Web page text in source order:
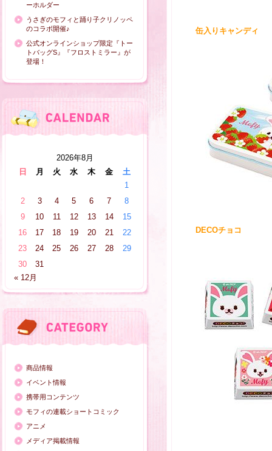
ーホルダー
うさぎのモフィと踊り子クリノッペ
のコラボ開催♪
公式オンラインショップ限定『トー
トバッグS』『フロストミラー』が
登場！
2026年8月
日
月 火 水 木 金
土
1
2
3 4 5 6 7
8
9
10 11 12 13 14
15
16
17 18 19 20 21
22
23
24 25 26 27 28
29
30
31
« 12月
商品情報
イベント情報
携帯用コンテンツ
モフィの連載ショートコミック
アニメ
メディア掲載情報
缶入りキャンディ
DECOチョコ